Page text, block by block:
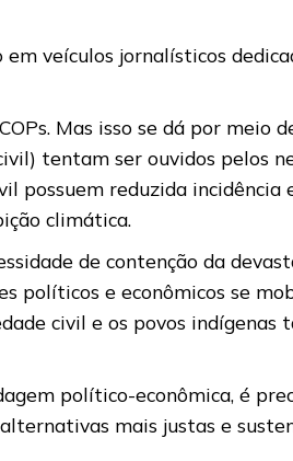
veículos jornalísticos
Mas isso se dá por meio
tentam ser ouvidos pelos
possuem reduzida
climática.
de contenção da
políticos e econômicos se
civil e os povos
político-econômica, é
mais justas e